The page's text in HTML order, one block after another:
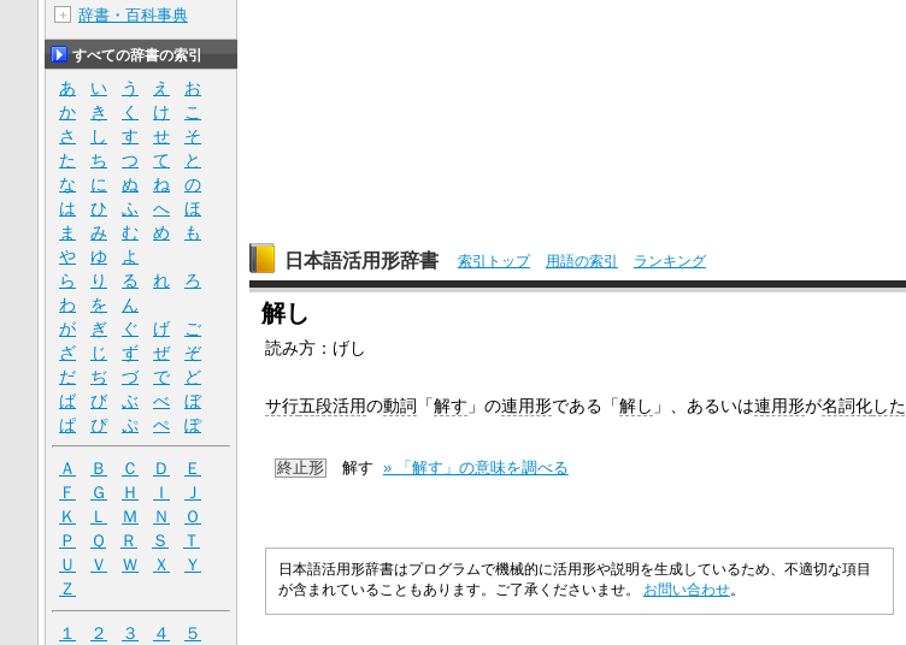
日本語活用形辞書 索引トップ 用語の索引 ランキング
解し
読み方：げし
サ行五段活用の動詞 「解す 」の連用形である「解し 」、あるいは連用形が名詞化し
終止形 解す » 「解す」の意味を調べる
日本語活用形辞書はプログラムで機械的に活用形や説明を生成しているため、不適切な項目
が含まれていることもあります。ご了承くださいませ。 お問い合わせ。
＋ 辞書・百科事典
すべての辞書の索引
あ い う え
お
か
き く け
こ
さ
し す せ
そ
た
ち つ て
と
な
に ぬ ね
の
は
ひ ふ へ
ほ
ま
み む め
も
や
ゆ
よ
ら
り る れ
ろ
わ
を
ん
が
ぎ ぐ げ
ご
ざ
じ ず ぜ
ぞ
だ
ぢ づ で
ど
ば
び ぶ べ
ぼ
ぱ
ぴ ぷ ぺ ぽ
Ａ Ｂ Ｃ Ｄ
Ｅ
Ｆ
Ｇ Ｈ Ｉ
Ｊ
Ｋ
Ｌ Ｍ Ｎ
Ｏ
Ｐ
Ｑ Ｒ Ｓ
Ｔ
Ｕ
Ｖ Ｗ Ｘ
Ｙ
Ｚ
１ ２ ３ ４
５